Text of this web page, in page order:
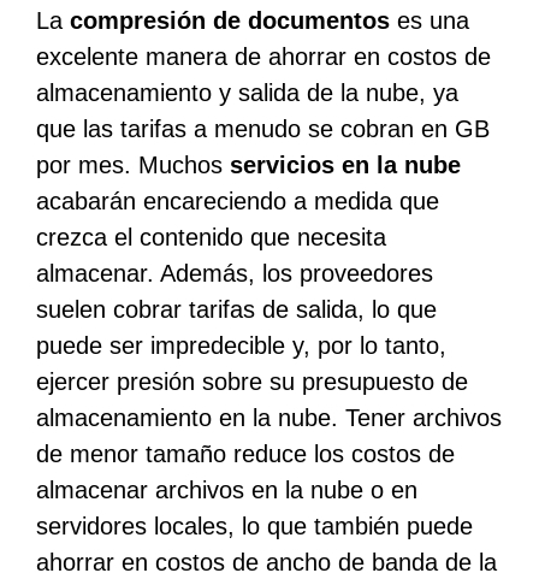
La compresión de documentos es una
excelente manera de ahorrar en costos de
almacenamiento y salida de la nube, ya
que las tarifas a menudo se cobran en GB
por mes. Muchos servicios en la nube
acabarán encareciendo a medida que
crezca el contenido que necesita
almacenar. Además, los proveedores
suelen cobrar tarifas de salida, lo que
puede ser impredecible y, por lo tanto,
ejercer presión sobre su presupuesto de
almacenamiento en la nube. Tener archivos
de menor tamaño reduce los costos de
almacenar archivos en la nube o en
servidores locales, lo que también puede
ahorrar en costos de ancho de banda de la